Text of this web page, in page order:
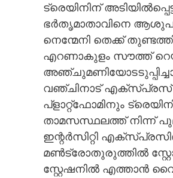
ട്രെയിനിന്
ഭർതൃമാതാവിനെ
നെന്മേനി തെക്ക്
എറണാകുളം സൗത്ത്
വഞ്ചിനാട് എക്സ്‌പ്രസ്
പ്ളാറ്റ്‌ഫോമിനും
താമസസ്ഥലത്ത് നിന്ന്
ഇന്റർസിറ്റി
മൺട്രോതുരുത്തിൽ
സ്റ്റേഷനിൽ എത്താൻ